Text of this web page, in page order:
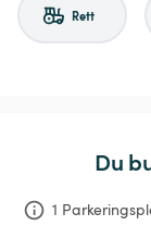
Rett
Du
1